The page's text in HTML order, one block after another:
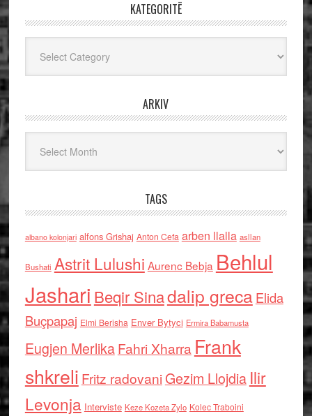
KATEGORITË
ARKIV
TAGS
albano kolonjari alfons Grishaj Anton Cefa arben llalla asllan
Bushati Astrit Lulushi Aurenc Bebja Behlul
Jashari Beqir Sinadalip grecaElida
Buçpapaj Elmi Berisha Enver Bytyci Ermira Babamusta
Eugjen MerlikaFahri Xharra Frank
shkreli Fritz radovaniGezim Llojdia Ilir
Levonja Interviste Keze Kozeta Zylo Kolec Traboini